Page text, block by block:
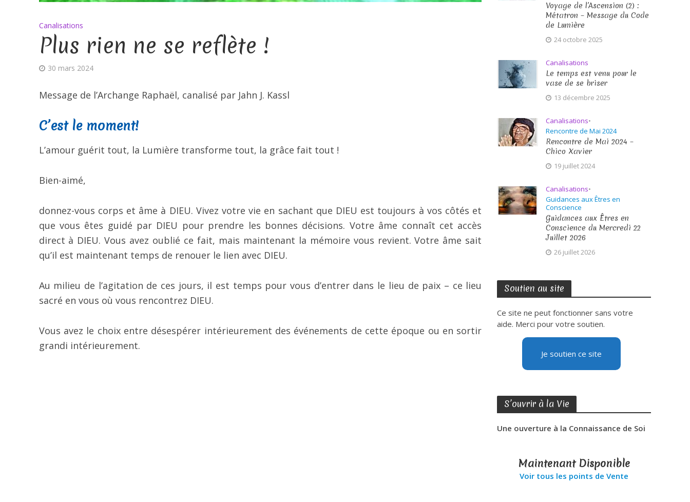
Canalisations
Plus rien ne se reflète !
30 mars 2024
Message de l’Archange Raphaël, canalisé par Jahn J. Kassl
C’est le moment!
L’amour guérit tout, la Lumière transforme tout, la grâce fait tout !
Bien-aimé,
donnez-vous corps et âme à DIEU. Vivez votre vie en sachant que DIEU est toujours à vos côtés et
que vous êtes guidé par DIEU pour prendre les bonnes décisions. Votre âme connaît cet accès
direct à DIEU. Vous avez oublié ce fait, mais maintenant la mémoire vous revient. Votre âme sait
qu’il est maintenant temps de renouer le lien avec DIEU.
Au milieu de l’agitation de ces jours, il est temps pour vous d’entrer dans le lieu de paix – ce lieu
sacré en vous où vous rencontrez DIEU.
Vous avez le choix entre désespérer intérieurement des événements de cette époque ou en sortir
grandi intérieurement.
Voyage de l’Ascension (2) :
Métatron – Message du Code
de Lumière
24 octobre 2025
Canalisations
Le temps est venu pour le
vase de se briser
13 décembre 2025
Canalisations•
Rencontre de Mai 2024
Rencontre de Mai 2024 –
Chico Xavier
19 juillet 2024
Canalisations•
Guidances aux Êtres en
Conscience
Guidances aux Êtres en
Conscience du Mercredi 22
Juillet 2026
26 juillet 2026
Soutien au site
Ce site ne peut fonctionner sans votre
aide. Merci pour votre soutien.
Je soutien ce site
S’ouvrir à la Vie
Une ouverture à la Connaissance de Soi
Maintenant Disponible
Voir tous les points de Vente